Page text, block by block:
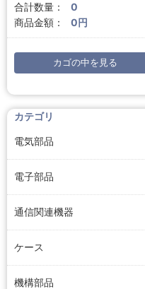
合計数量：
0
商品金額：
0円
カゴの中を見る
カテゴリ
電気部品
電子部品
通信関連機器
ケース
機構部品